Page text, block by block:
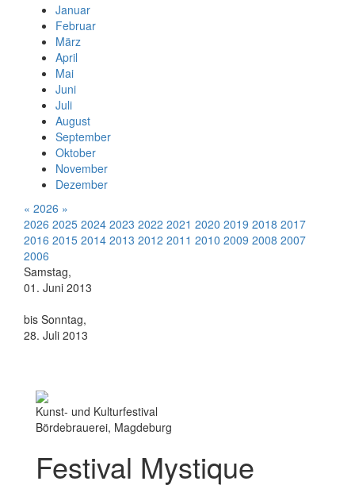
Januar
Februar
März
April
Mai
Juni
Juli
August
September
Oktober
November
Dezember
« 2026 »
2026 2025 2024 2023 2022 2021 2020 2019 2018 2017
2016 2015 2014 2013 2012 2011 2010 2009 2008 2007
2006
Samstag,
01. Juni 2013
bis Sonntag,
28. Juli 2013
Kunst- und Kulturfestival
Bördebrauerei, Magdeburg
Festival Mystique